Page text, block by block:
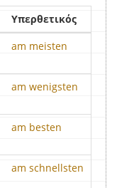
Υπερθετικός
am meisten
am wenigsten
am besten
am schnellsten